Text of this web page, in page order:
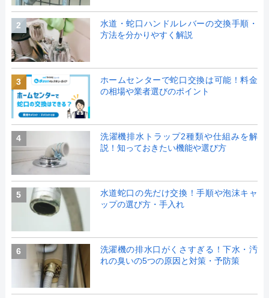
2
水道・蛇口ハンドルレバーの交換手順・
方法を分かりやすく解説
3
ホームセンターで蛇口交換は可能！料金
の相場や業者選びのポイント
4
洗濯機排水トラップ2種類や仕組みを解
説！知っておきたい機能や選び方
5
水道蛇口の先だけ交換！手順や泡沫キャ
ップの選び方・手入れ
6
洗濯機の排水口がくさすぎる！下水・汚
れの臭いの5つの原因と対策・予防策